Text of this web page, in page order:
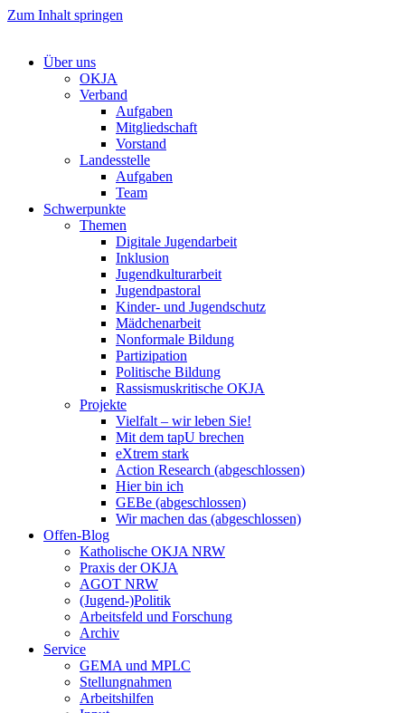
Zum Inhalt springen
Über uns
OKJA
Verband
Aufgaben
Mitgliedschaft
Vorstand
Landesstelle
Aufgaben
Team
Schwerpunkte
Themen
Digitale Jugendarbeit
Inklusion
Jugendkulturarbeit
Jugendpastoral
Kinder- und Jugendschutz
Mädchenarbeit
Nonformale Bildung
Partizipation
Politische Bildung
Rassismuskritische OKJA
Projekte
Vielfalt – wir leben Sie!
Mit dem tapU brechen
eXtrem stark
Action Research (abgeschlossen)
Hier bin ich
GEBe (abgeschlossen)
Wir machen das (abgeschlossen)
Offen-Blog
Katholische OKJA NRW
Praxis der OKJA
AGOT NRW
(Jugend-)Politik
Arbeitsfeld und Forschung
Archiv
Service
GEMA und MPLC
Stellungnahmen
Arbeitshilfen